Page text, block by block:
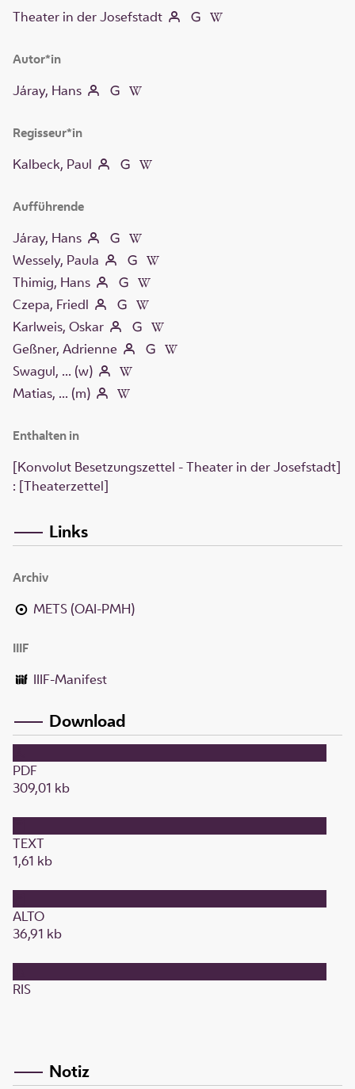
Enthalten in
[Konvolut Besetzungszettel - Theater in der Josefstadt]
: [Theaterzettel]
Autor*in
Járay, Hans
Regisseur*in
Kalbeck, Paul
Theater in der Josefstadt
Aufführende
Járay, Hans
Wessely, Paula
Thimig, Hans
Czepa, Friedl
Karlweis, Oskar
Geßner, Adrienne
Swagul, ... (w)
Matias, ... (m)
Links
Archiv
METS (OAI-PMH)
IIIF
IIIF-Manifest
Download
PDF
309,01 kb
TEXT
1,61 kb
ALTO
36,91 kb
RIS
Notiz